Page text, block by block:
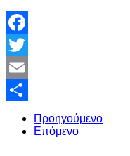
Facebook
Twitter
Email
Share
Προηγούμενο
Επόμενο